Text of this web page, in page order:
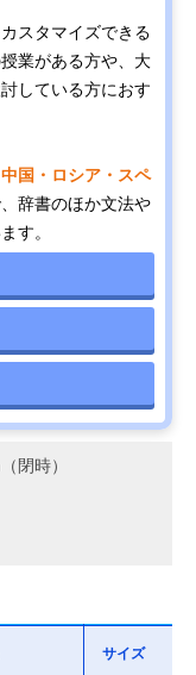
スタマイズできる
業がある方や、大
している方におす
国・ロシア・スペ
辞書のほか文法や
す。
閉時）
サイズ